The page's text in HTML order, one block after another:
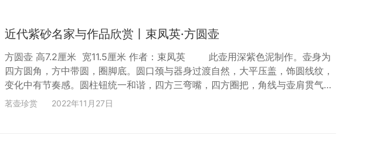
近代紫砂名家与作品欣赏丨束凤英·方圆壶
方圆壶 高7.2厘米 宽11.5厘米 作者：束凤英 此壶用深紫色泥制作。壶身为
四方圆角，方中带圆，圈脚底。圆口颈与器身过渡自然，大平压盖，饰圆线纹，
变化中有节奏感。圆柱钮统一和谐，四方三弯嘴，四方圈把，角线与壶肩贯气，
伸展舒畅自然。底钤“束凤英制”印款，盖内有“凤英”腰圆小章。整器造型简练，
茗壶珍赏 2022年11月27日